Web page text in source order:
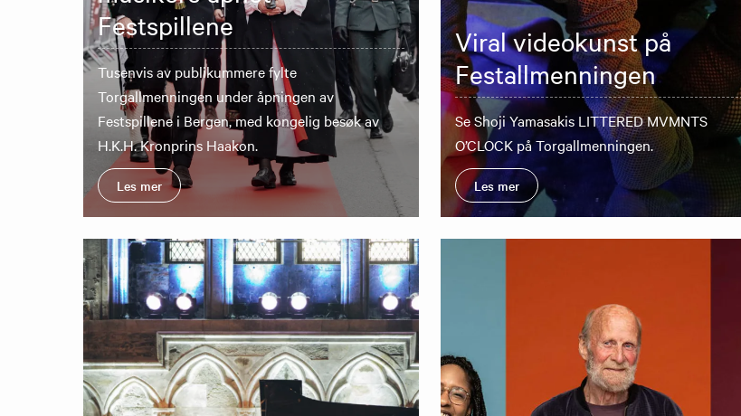
Festspillene
Tusenvis av publikummere fylte
Torgallmenningen under åpningen av
Festspillene i Bergen, med kongelig besøk av
H.K.H. Kronprins Haakon.
Les mer
Viral videokunst på
Festallmenningen
Se Shoji Yamasakis LITTERED MVMNTS
O’CLOCK på Torgallmenningen.
Les mer